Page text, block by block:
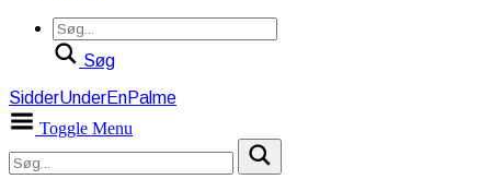
Søg
SidderUnderEnPalme
Toggle Menu